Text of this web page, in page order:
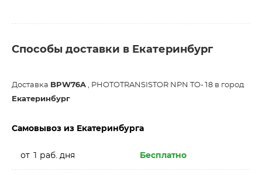
Способы доставки в Екатеринбург
Доставка BPW76A , PHOTOTRANSISTOR NPN TO-18 в город
Екатеринбург
Самовывоз из Екатеринбурга
от 1 раб. дня Бесплатно